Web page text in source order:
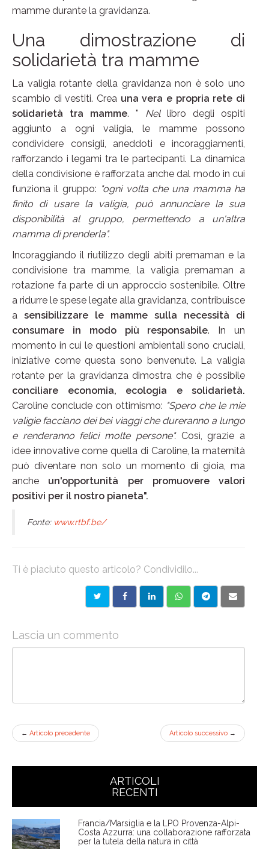
mamme durante la gravidanza.
Una dimostrazione di
solidarietà tra mamme
La valigia rotante della gravidanza non è solo uno
scambio di vestiti. Crea una vera e propria rete di
solidarietà tra mamme. " Nellibro degli ospiti
aggiunto a ogni valigia, le mamme possono
condividere consigli, aneddoti e incoraggiamenti,
rafforzando i legami tra le partecipanti. La dinamica
della condivisione è rafforzata anche dal modo in cui
funziona il gruppo: "ogni volta che una mamma ha
finito di usare la valigia, può annunciare la sua
disponibilità al gruppo, permettendo a un'altra
mamma di prenderla".
Incoraggiando il riutilizzo degli abiti premaman e la
condivisione tra mamme, la valigia premaman a
rotazione fa parte di un approccio sostenibile. Oltre
a ridurre le spese legate alla gravidanza, contribuisce
a sensibilizzare le mamme sulla necessità di
consumare in modo più responsabile. In un
momento in cui le questioni ambientali sono cruciali,
iniziative come questa sono benvenute. La valigia
rotante per la gravidanza dimostra che è possibile
conciliare economia, ecologia e solidarietà.
Caroline conclude con ottimismo: "Spero che le mie
valigie facciano dei bei viaggi che dureranno a lungo
e renderanno felici molte persone".Così, grazie a
idee innovative come quella di Caroline, la maternità
può diventare non solo un momento di gioia, ma
anche un'opportunità per promuovere valori
positivi per il nostro pianeta".
Fonte: www.rtbf.be/
Ti è piaciuto questo articolo? Condividilo...
Lascia un commento
← Articolo precedente Articolo successivo →
ARTICOLI
RECENTI
Francia/Marsiglia e la LPO Provenza-Alpi-
Costa Azzurra: una collaborazione rafforzata
per la tutela della natura in città